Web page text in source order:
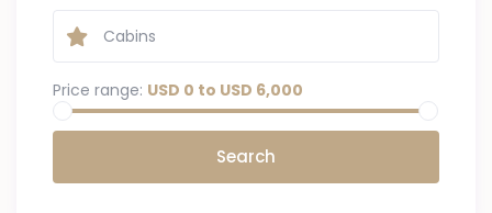
Price range: USD 0 to USD 6,000